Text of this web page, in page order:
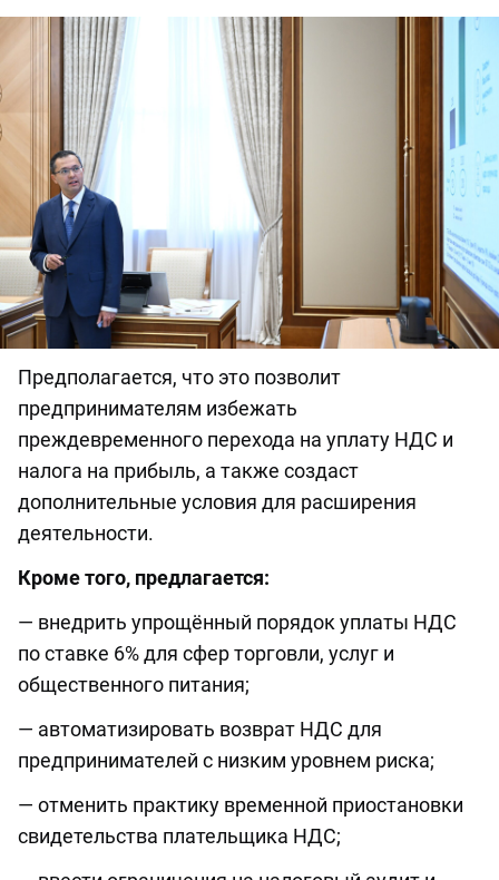
Предполагается, что это позволит
предпринимателям избежать
преждевременного перехода на уплату НДС и
налога на прибыль, а также создаст
дополнительные условия для расширения
деятельности.
Кроме того, предлагается:
— внедрить упрощённый порядок уплаты НДС
по ставке 6% для сфер торговли, услуг и
общественного питания;
— автоматизировать возврат НДС для
предпринимателей с низким уровнем риска;
— отменить практику временной приостановки
свидетельства плательщика НДС;